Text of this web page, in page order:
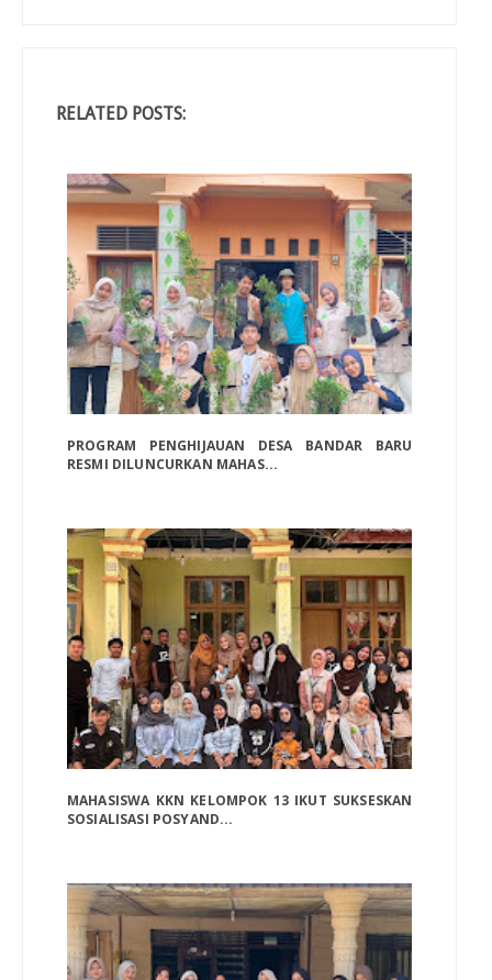
RELATED POSTS:
PROGRAM PENGHIJAUAN DESA BANDAR BARU
RESMI DILUNCURKAN MAHAS...
MAHASISWA KKN KELOMPOK 13 IKUT SUKSESKAN
SOSIALISASI POSYAND...